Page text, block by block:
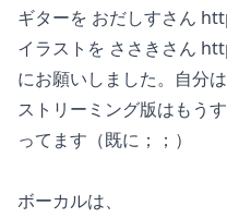
ギターを おだしすさん
イラストを ささきさん
にお願いしました。自分
ストリーミング版はもう
ってます（既に；；）
ボーカルは、